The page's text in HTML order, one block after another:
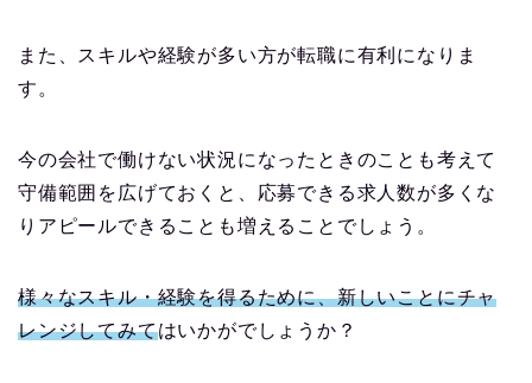
また、スキルや経験が多い方が転職に有利になりま
す。
今の会社で働けない状況になったときのことも考えて
守備範囲を広げておくと、応募できる求人数が多くな
りアピールできることも増えることでしょう。
様々なスキル・経験を得るために、新しいことにチャ
レンジしてみてはいかがでしょうか？